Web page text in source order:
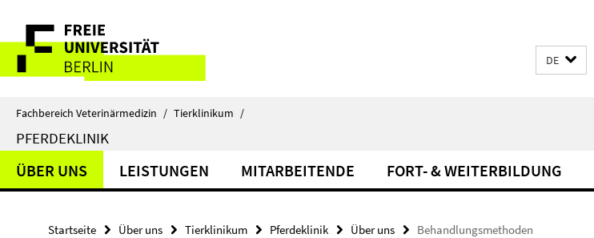
direkt
Inhalt
Service-
Navigation
DE
Fachbereich Veterinärmedizin / Tierklinikum /
PFERDEKLINIK
ÜBER UNS LEISTUNGEN MITARBEITENDE FORT- & WEITERBILDUNG
Startseite Über uns Tierklinikum Pferdeklinik Über uns Behandlungsmethoden